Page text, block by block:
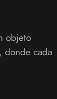
objeto
, donde cada